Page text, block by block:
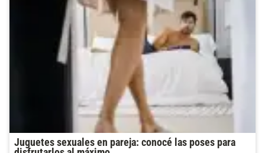
Juguetes sexuales en pareja: conocé las poses para